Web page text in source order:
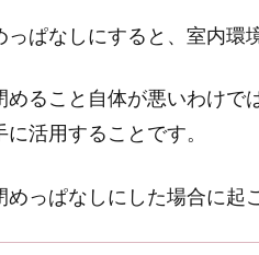
っぱなしにすると、室内環
めること自体が悪いわけ
活用することです。
めっぱなしにした場合に起